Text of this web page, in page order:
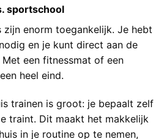
sportschool
zijn enorm toegankelijk. Je hebt
en je kunt direct aan de
een fitnessmat of een
heel eind.
trainen is groot: je bepaalt zelf
traint. Dit maakt het makkelijk
in je routine op te nemen,